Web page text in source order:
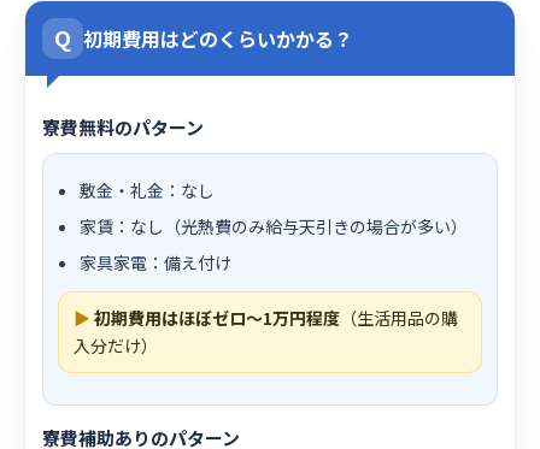
Q 初期費用はどのくらいかかる？
寮費無料のパターン
敷金・礼金：なし
家賃：なし（光熱費のみ給与天引きの場合が多い）
家具家電：備え付け
▶ 初期費用はほぼゼロ〜1万円程度 （生活用品の購
入分だけ）
寮費補助ありのパターン